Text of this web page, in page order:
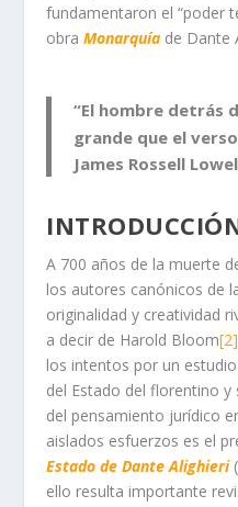
fundamentaron el “poder
obraMonarquía de Dante
“El hombre detrás
grande que el
James Rossell
A 700 años de la muerte
los autores canónicos de
originalidad y creatividad
a decir de Harold Bloom[2]
los intentos por un
del Estado del florentino
del pensamiento jurídico
aislados esfuerzos es el
Estado de Dante Alighieri
ello resulta importante